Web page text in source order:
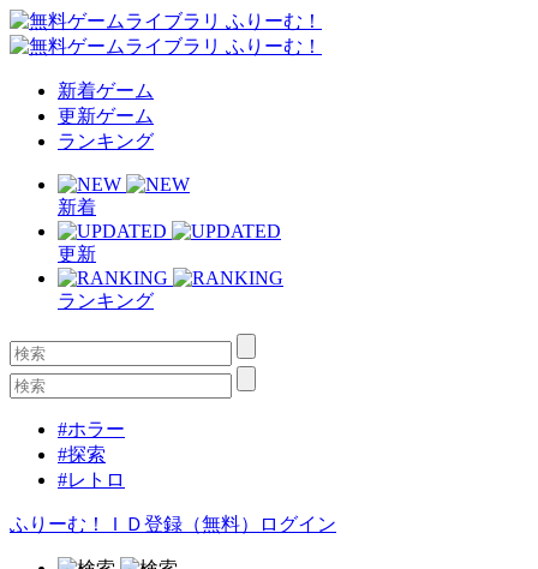
新着ゲーム
更新ゲーム
ランキング
新着
更新
ランキング
#ホラー
#探索
#レトロ
ふりーむ！ＩＤ登録（無料） ログイン